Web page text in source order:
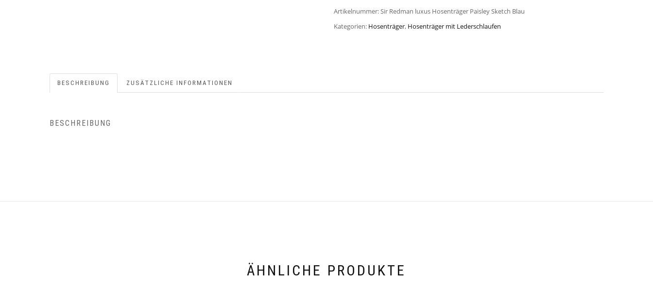
Artikelnummer:Sir Redman luxus Hosenträger Paisley Sketch Blau
Kategorien: Hosenträger, Hosenträger mit Lederschlaufen
BESCHREIBUNG ZUSÄTZLICHE INFORMATIONEN
BESCHREIBUNG
ÄHNLICHE PRODUKTE